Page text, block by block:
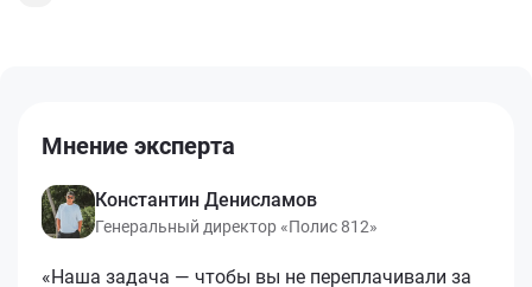
Мнение эксперта
Константин Денисламов
Генеральный директор «Полис 812»
«Наша задача — чтобы вы не переплачивали за